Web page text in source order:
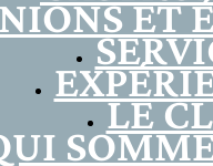
ET
LE